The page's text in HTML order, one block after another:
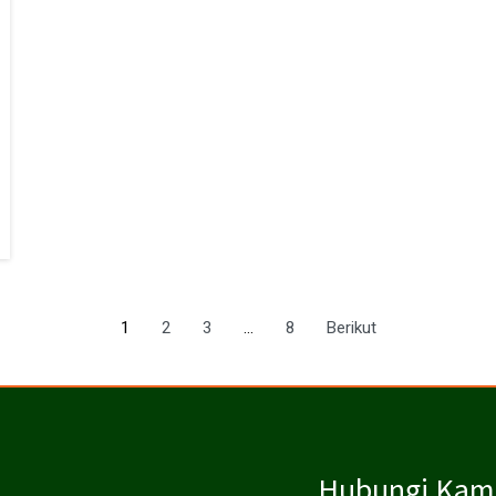
1 2 3 … 8 Berikut